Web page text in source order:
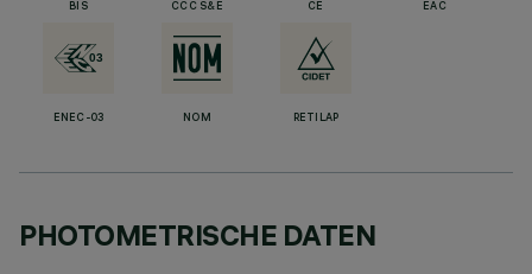
BIS CCC S&E CE EAC
ENEC-03 NOM RETILAP
PHOTOMETRISCHE DATEN